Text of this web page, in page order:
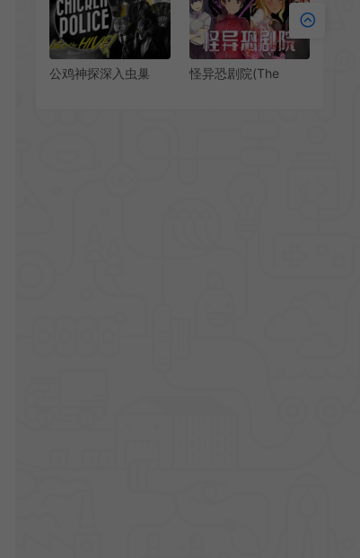
下载
Simulator)哲学解谜
模拟游戏|下载
公鸡神探深入虫巢
怪异恐剧院(The